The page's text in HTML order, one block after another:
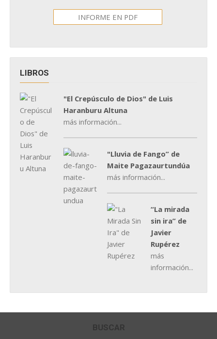
INFORME EN PDF
LIBROS
"El Crepúsculo de Dios" de Luis
Haranburu Altuna
más información...
"Lluvia de Fango” de
Maite Pagazaurtundúa
más información...
“La mirada
sin ira” de
Javier
Rupérez
más
información...
BUSCAR